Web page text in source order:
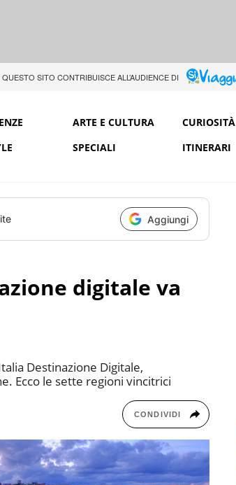
QUESTO SITO CONTRIBUISCE ALL’AUDIENCE DI
ARTE E CULTURA CURIOSITÀ
SPECIALI ITINERARI
Aggiungi
digitale va
Destinazione Digitale,
Ecco le sette regioni vincitrici
CONDIVIDI